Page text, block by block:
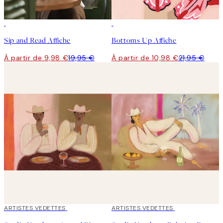
Sip and Read Affiche
À partir de 9,98 €19,95 €
Bottoms Up Affiche
À partir de 10,98 €21,95 €
40%*
ARTISTES VEDETTES 40%*
ARTISTES VEDETTES